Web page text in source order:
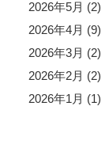
2026年5月 (2)
2026年4月 (9)
2026年3月 (2)
2026年2月 (2)
2026年1月 (1)